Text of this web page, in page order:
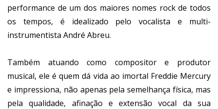
performance de um dos maiores nomes rock de todos
os tempos, é idealizado pelo vocalista e multi-
instrumentista André Abreu.
Também atuando como compositor e produtor
musical, ele é quem dá vida ao imortal Freddie Mercury
e impressiona, não apenas pela semelhança física, mas
pela qualidade, afinação e extensão vocal da sua